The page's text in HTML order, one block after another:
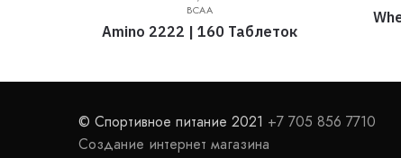
BCAA
Amino 2222 | 160 Таблеток
© Спортивное питание 2021 +7 705 856 7710
Создание интернет магазина